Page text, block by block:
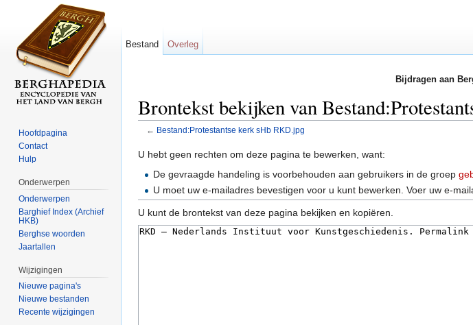
Bijdragen aan
Brontekst bekijken van
← Bestand:Protestantse kerk sHb RKD.jpg
U hebt geen rechten om deze pagina te bewerken, want:
De gevraagde handeling is voorbehouden aan gebruikers in de groep
U moet uw e-mailadres bevestigen voor u kunt bewerken. Voer uw e-
U kunt de brontekst van deze pagina bekijken en kopiëren.
Bestand Overleg
Hoofdpagina
Contact
Hulp
Onderwerpen
Onderwerpen
Barghief Index (Archief
HKB)
Berghse woorden
Jaartallen
Wijzigingen
Nieuwe pagina's
Nieuwe bestanden
Recente wijzigingen